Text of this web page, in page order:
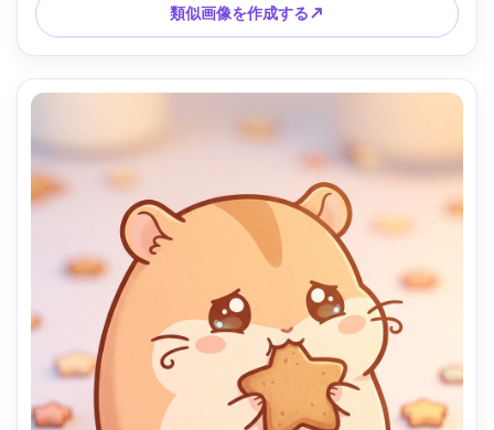
らかい映画のような照明 --ar 4:5
類似画像を作成する↗